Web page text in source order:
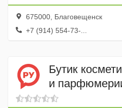
675000, Благовещенск
+7 (914) 554-73-...
Бутик
и